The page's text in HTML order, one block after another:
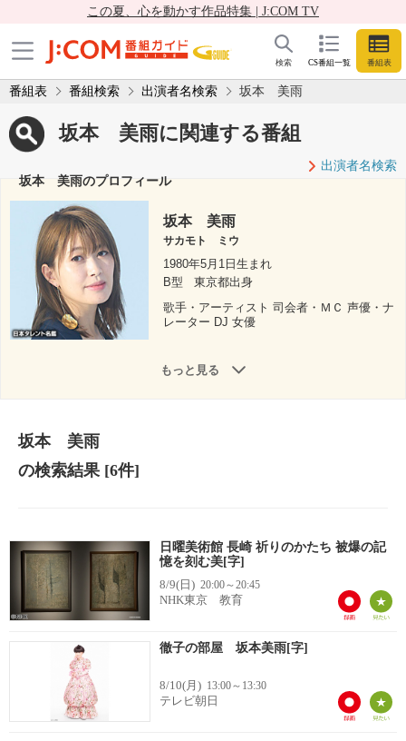
この夏、心を動かす作品特集 | J:COM TV
CS番組一覧 番組表
検索
番組表 番組検索 出演者名検索 坂本 美雨
坂本 美雨に関連する番組
出演者名検索
坂本 美雨のプロフィール
坂本 美雨
サカモト ミウ
1980年5月1日生まれ
B型
東京都出身
歌手・アーティスト 司会者・ＭＣ 声優・ナ
レーター DJ 女優
もっと見る
坂本 美雨
の検索結果[6件]
日曜美術館 長崎 祈りのかたち 被爆の記
憶を刻む美[字]
8/9(日) 20:00～20:45
NHK東京 教育
徹子の部屋 坂本美雨[字]
8/10(月) 13:00～13:30
テレビ朝日